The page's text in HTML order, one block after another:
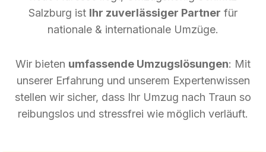
Salzburg ist Ihr zuverlässiger Partner für
nationale & internationale Umzüge.
Wir bieten umfassende Umzugslösungen: Mit
unserer Erfahrung und unserem Expertenwissen
stellen wir sicher, dass Ihr Umzug nach Traun so
reibungslos und stressfrei wie möglich verläuft.